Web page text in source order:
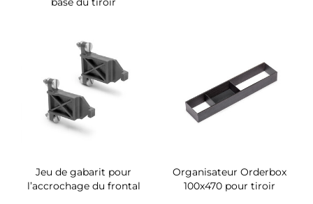
Jeu de gabarit pour
l’accrochage du frontal
Organisateur Orderbox
100x470 pour tiroir